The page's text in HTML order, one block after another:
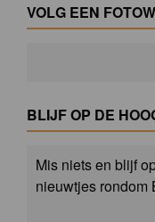
VOLG EEN
BLIJF OP DE
Mis niets en blijf
nieuwtjes rondom